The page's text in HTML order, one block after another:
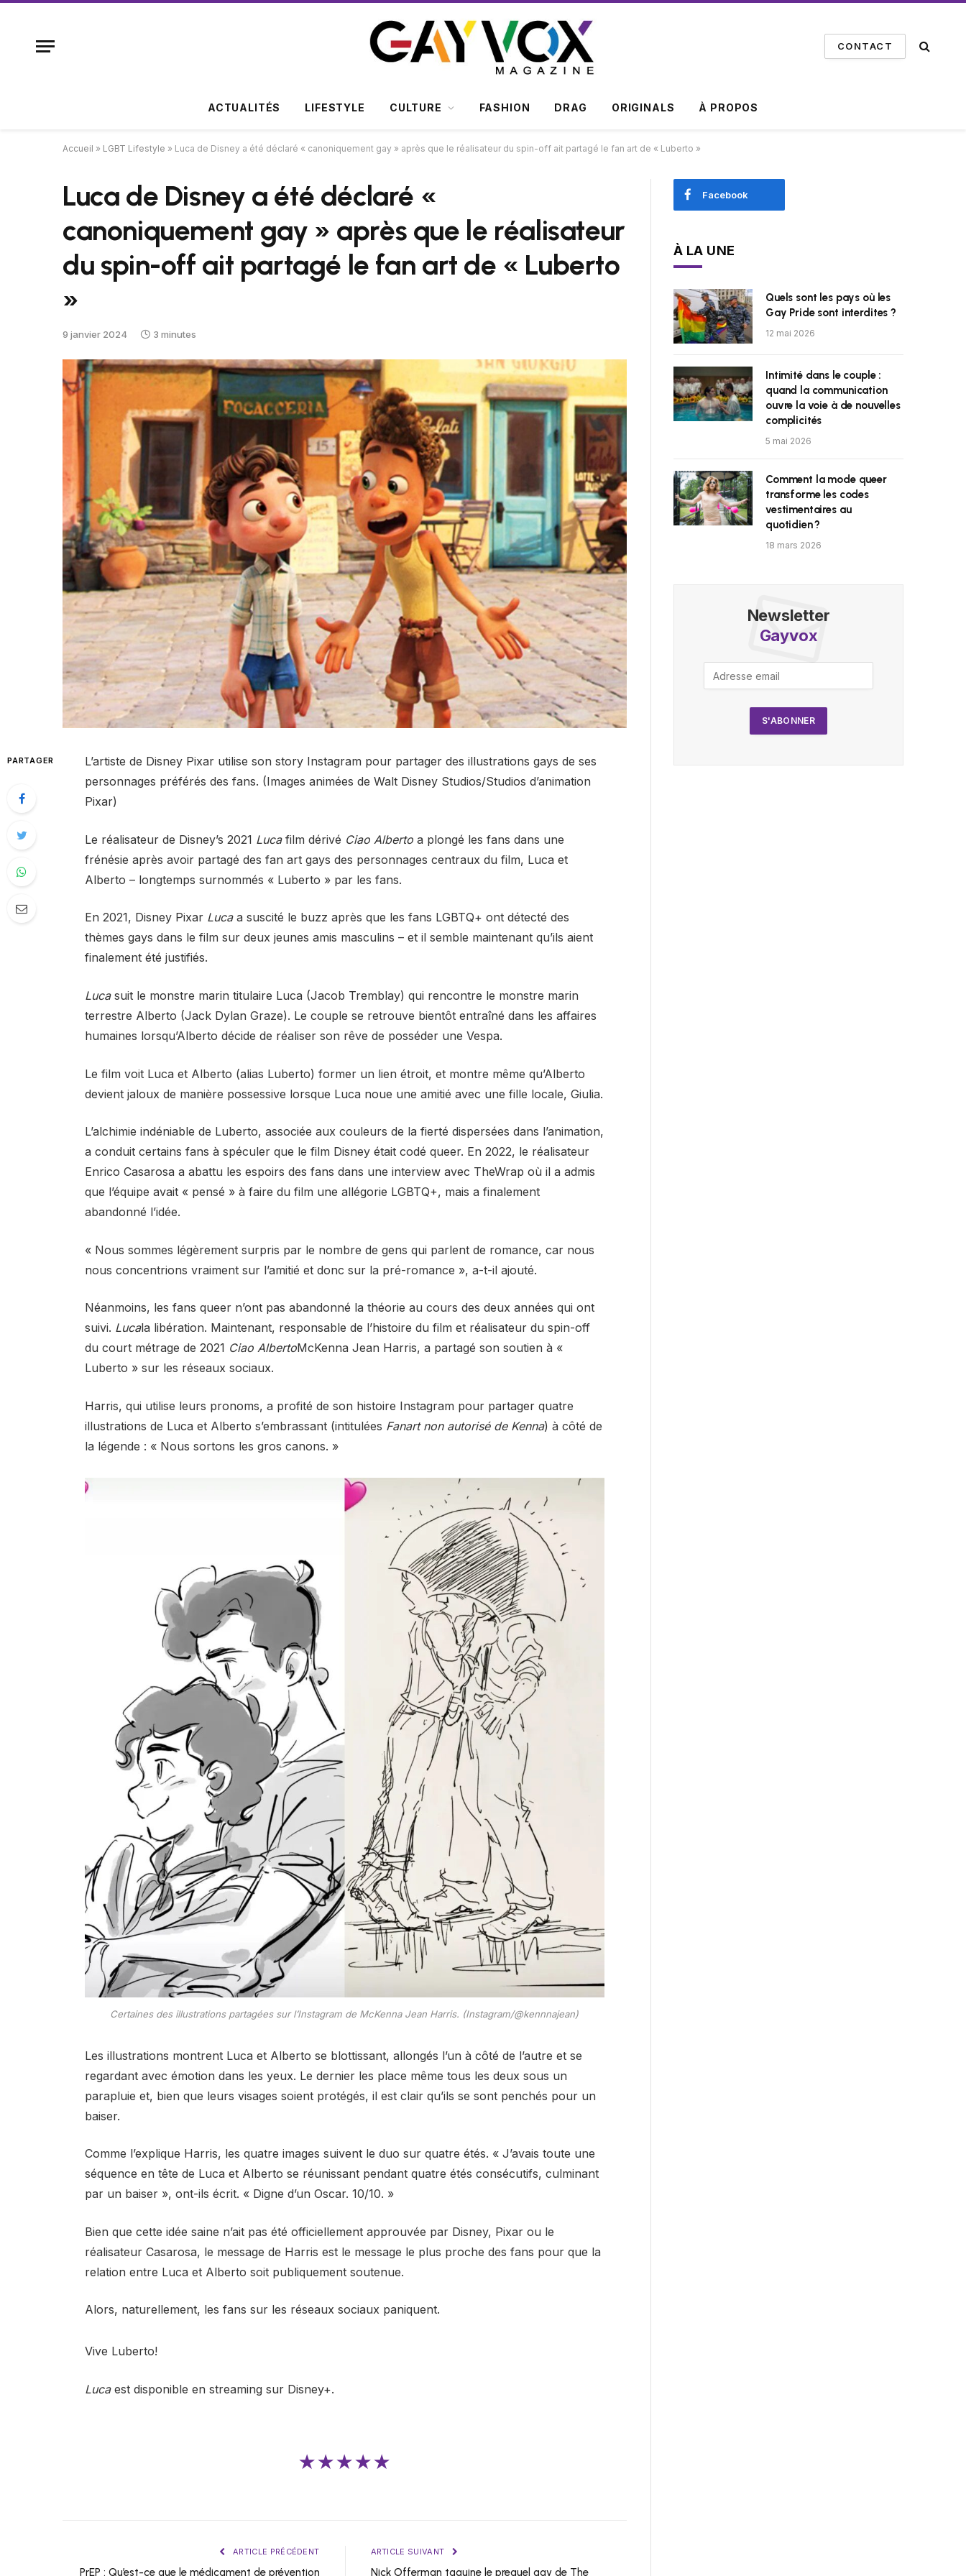
CONTACT
ACTUALITÉS LIFESTYLE CULTURE FASHION DRAG ORIGINALS À PROPOS
Accueil » LGBT Lifestyle » Luca de Disney a été déclaré « canoniquement gay » après que le réalisateur du spin-off ait partagé le fan art de « Luberto »
Luca de Disney a été déclaré «
canoniquement gay » après que le réalisateur
du spin-off ait partagé le fan art de « Luberto
»
9 janvier 2024 3 minutes
PARTAGER
L’artiste de Disney Pixar utilise son story Instagram pour partager des illustrations gays de ses
personnages préférés des fans. (Images animées de Walt Disney Studios/Studios d’animation
Pixar)
Le réalisateur de Disney’s 2021 Luca film dérivé Ciao Alberto a plongé les fans dans une
frénésie après avoir partagé des fan art gays des personnages centraux du film, Luca et
Alberto – longtemps surnommés « Luberto » par les fans.
En 2021, Disney Pixar Lucaa suscité le buzz après que les fans LGBTQ+ ont détecté des
thèmes gays dans le film sur deux jeunes amis masculins – et il semble maintenant qu’ils aient
finalement été justifiés.
Lucasuit le monstre marin titulaire Luca (Jacob Tremblay) qui rencontre le monstre marin
terrestre Alberto (Jack Dylan Graze). Le couple se retrouve bientôt entraîné dans les affaires
humaines lorsqu’Alberto décide de réaliser son rêve de posséder une Vespa.
Le film voit Luca et Alberto (alias Luberto) former un lien étroit, et montre même qu’Alberto
devient jaloux de manière possessive lorsque Luca noue une amitié avec une fille locale, Giulia.
L’alchimie indéniable de Luberto, associée aux couleurs de la fierté dispersées dans l’animation,
a conduit certains fans à spéculer que le film Disney était codé queer. En 2022, le réalisateur
Enrico Casarosa a abattu les espoirs des fans dans une interview avec TheWrap où il a admis
que l’équipe avait « pensé » à faire du film une allégorie LGBTQ+, mais a finalement
abandonné l’idée.
« Nous sommes légèrement surpris par le nombre de gens qui parlent de romance, car nous
nous concentrions vraiment sur l’amitié et donc sur la pré-romance », a-t-il ajouté.
Néanmoins, les fans queer n’ont pas abandonné la théorie au cours des deux années qui ont
suivi. Lucala libération. Maintenant, responsable de l’histoire du film et réalisateur du spin-off
du court métrage de 2021 Ciao AlbertoMcKenna Jean Harris, a partagé son soutien à «
Luberto » sur les réseaux sociaux.
Harris, qui utilise leurs pronoms, a profité de son histoire Instagram pour partager quatre
illustrations de Luca et Alberto s’embrassant (intitulées Fanart non autorisé de Kenna) à côté de
la légende : « Nous sortons les gros canons. »
Certaines des illustrations partagées sur l’Instagram de McKenna Jean Harris. (Instagram/@kennnajean)
Les illustrations montrent Luca et Alberto se blottissant, allongés l’un à côté de l’autre et se
regardant avec émotion dans les yeux. Le dernier les place même tous les deux sous un
parapluie et, bien que leurs visages soient protégés, il est clair qu’ils se sont penchés pour un
baiser.
Comme l’explique Harris, les quatre images suivent le duo sur quatre étés. « J’avais toute une
séquence en tête de Luca et Alberto se réunissant pendant quatre étés consécutifs, culminant
par un baiser », ont-ils écrit. « Digne d’un Oscar. 10/10. »
Bien que cette idée saine n’ait pas été officiellement approuvée par Disney, Pixar ou le
réalisateur Casarosa, le message de Harris est le message le plus proche des fans pour que la
relation entre Luca et Alberto soit publiquement soutenue.
Alors, naturellement, les fans sur les réseaux sociaux paniquent.
Vive Luberto!
Luca est disponible en streaming sur Disney+.
★★★★★
ARTICLE PRÉCÉDENT
PrEP : Qu’est-ce que le médicament de prévention
ARTICLE SUIVANT
Nick Offerman taquine le prequel gay de The
Facebook
À LA UNE
Quels sont les pays où les
Gay Pride sont interdites ?
12 mai 2026
Intimité dans le couple :
quand la communication
ouvre la voie à de nouvelles
complicités
5 mai 2026
Comment la mode queer
transforme les codes
vestimentaires au
quotidien ?
18 mars 2026
Newsletter
Gayvox